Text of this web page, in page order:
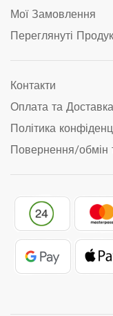
Мої Замовлення
Переглянуті
Контакти
Оплата та Доставка
Політика
Повернення/обмін